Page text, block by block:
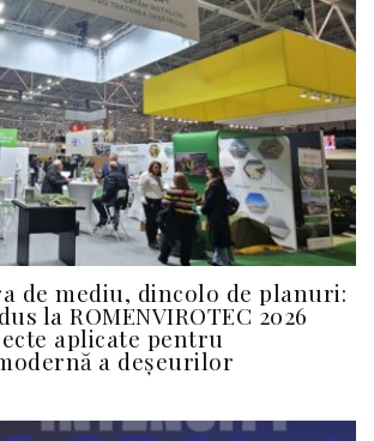
de mediu, dincolo de planuri:
la ROMENVIROTEC 2026
aplicate pentru
a deșeurilor